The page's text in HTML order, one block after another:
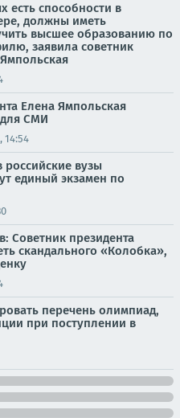
есть способности в
должны иметь
высшее образованию по
заявила советник
Елена Ямпольская
СМИ
14:54
российские вузы
единый экзамен по
Советник президента
скандального «Колобка»,
перечень олимпиад,
при поступлении в